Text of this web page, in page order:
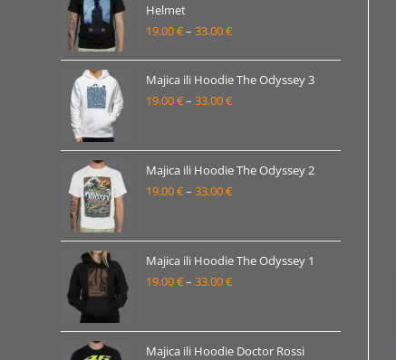
33.00 €
Helmet
19.00€– 33.00€Raspon
od
19.00 €
Majica ili Hoodie The Odyssey 3
19.00€– 33.00€Raspon
od
19.00 €
do
Majica ili Hoodie The Odyssey 2
19.00€– 33.00€Raspon
od
19.00 €
do
Majica ili Hoodie The Odyssey 1
19.00€– 33.00€Raspon
od
19.00 €
Majica ili Hoodie Doctor Rossi